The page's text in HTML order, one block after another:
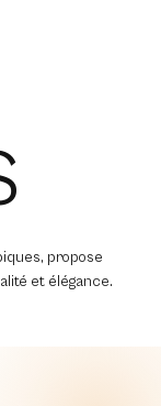
propose
et élégance.